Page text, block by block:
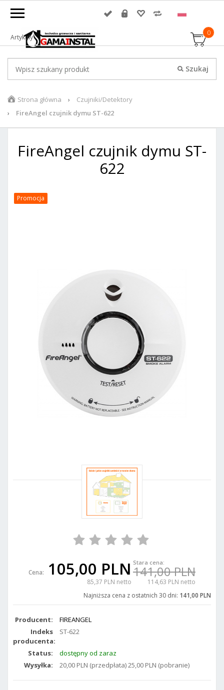
0
Artykuły
Strona główna
Czujniki/Detektory
FireAngel czujnik dymu ST-622
FireAngel czujnik dymu ST-
622
Promocja
Cena: 105,00 PLN
85,37 PLN netto
Stara cena:
141,00 PLN
114,63 PLN netto
Najniższa cena z ostatnich 30 dni: 141,00 PLN
Producent:
FIREANGEL
Indeks
producenta:
ST-622
Status:
dostępny od zaraz
Wysyłka:
20,00 PLN (przedpłata) 25,00 PLN (pobranie)